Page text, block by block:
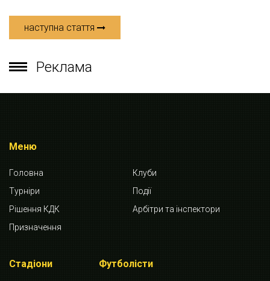
наступна стаття
Реклама
Меню
Головна
Клуби
Турніри
Події
Рішення КДК
Арбітри та інспектори
Призначення
Стадіони Футболісти